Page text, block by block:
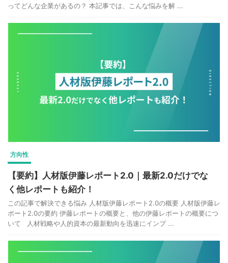
ってどんな企業があるの？ 本記事では、こんな悩みを解 ...
方向性
【要約】人材版伊藤レポート2.0｜最新2.0だけでな
く他レポートも紹介！
この記事で解決できる悩み 人材版伊藤レポート2.0の概要 人材版伊藤レ
ポート2.0の要約 伊藤レポートの概要と、他の伊藤レポートの概要につ
いて 人材戦略や人的資本の最新動向を迅速にインプ ...